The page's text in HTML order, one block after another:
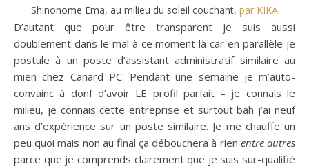
Shinonome Ema, au milieu du soleil couchant, par KIKA
D’autant que pour être transparent je suis aussi
doublement dans le mal à ce moment là car en parallèle je
postule à un poste d’assistant administratif similaire au
mien chez Canard PC. Pendant une semaine je m’auto-
convainc à donf d’avoir LE profil parfait – je connais le
milieu, je connais cette entreprise et surtout bah j’ai neuf
ans d’expérience sur un poste similaire. Je me chauffe un
peu quoi mais non au final ça débouchera à rien entre autres
parce que je comprends clairement que je suis sur-qualifié